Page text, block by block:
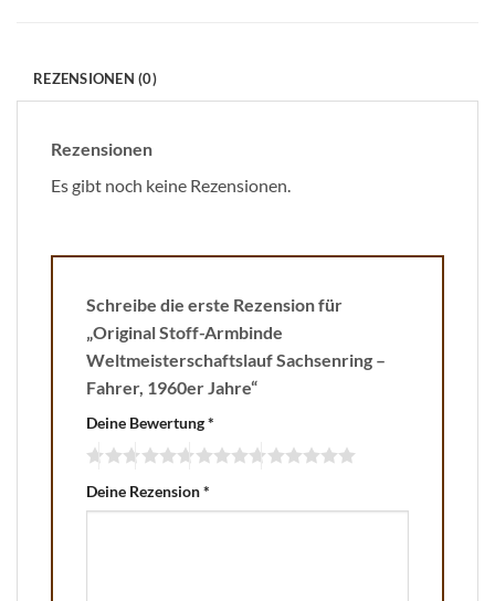
REZENSIONEN (0)
Rezensionen
Es gibt noch keine Rezensionen.
Schreibe die erste Rezension für
„Original Stoff-Armbinde
Weltmeisterschaftslauf Sachsenring –
Fahrer, 1960er Jahre“
Deine Bewertung*
Deine Rezension*